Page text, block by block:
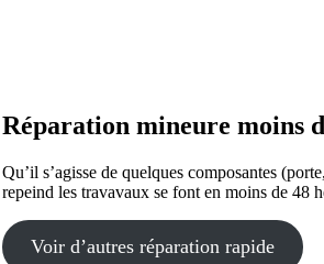
Réparation mineure moins
Qu’il s’agisse de quelques composantes
repeind les travavaux se font en moins de 48
Voir d’autres réparation rapide